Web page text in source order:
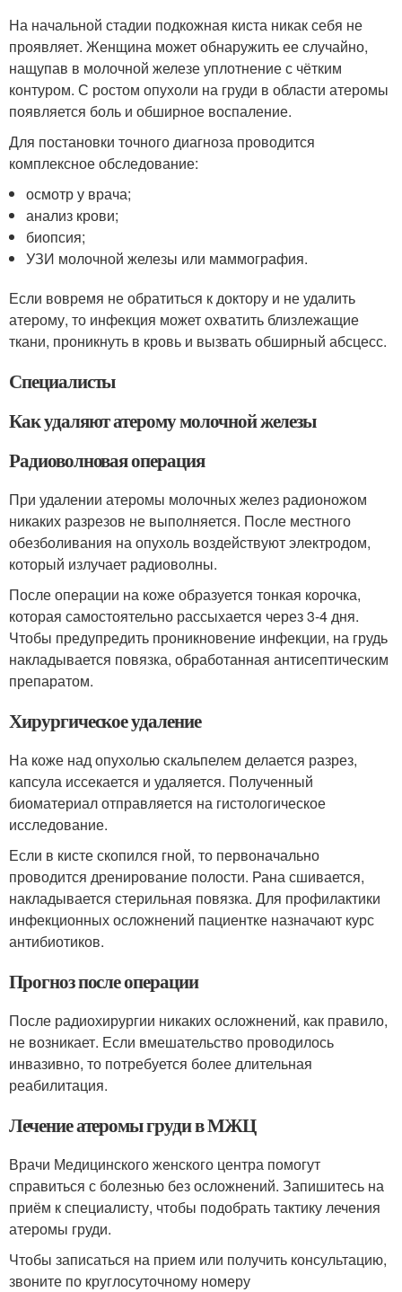
На начальной стадии подкожная киста никак себя не
проявляет. Женщина может обнаружить ее случайно,
нащупав в молочной железе уплотнение с чётким
контуром. С ростом опухоли на груди в области атеромы
появляется боль и обширное воспаление.
Для постановки точного диагноза проводится
комплексное обследование:
осмотр у врача;
анализ крови;
биопсия;
УЗИ молочной железы или маммография.
Если вовремя не обратиться к доктору и не удалить
атерому, то инфекция может охватить близлежащие
ткани, проникнуть в кровь и вызвать обширный абсцесс.
Специалисты
Как удаляют атерому молочной железы
Радиоволновая операция
При удалении атеромы молочных желез радионожом
никаких разрезов не выполняется. После местного
обезболивания на опухоль воздействуют электродом,
который излучает радиоволны.
После операции на коже образуется тонкая корочка,
которая самостоятельно рассыхается через 3-4 дня.
Чтобы предупредить проникновение инфекции, на грудь
накладывается повязка, обработанная антисептическим
препаратом.
Хирургическое удаление
На коже над опухолью скальпелем делается разрез,
капсула иссекается и удаляется. Полученный
биоматериал отправляется на гистологическое
исследование.
Если в кисте скопился гной, то первоначально
проводится дренирование полости. Рана сшивается,
накладывается стерильная повязка. Для профилактики
инфекционных осложнений пациентке назначают курс
антибиотиков.
Прогноз после операции
После радиохирургии никаких осложнений, как правило,
не возникает. Если вмешательство проводилось
инвазивно, то потребуется более длительная
реабилитация.
Лечение атеромы груди в МЖЦ
Врачи Медицинского женского центра помогут
справиться с болезнью без осложнений. Запишитесь на
приём к специалисту, чтобы подобрать тактику лечения
атеромы груди.
Чтобы записаться на прием или получить консультацию,
звоните по круглосуточному номеру